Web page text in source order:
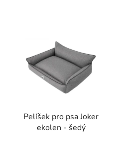
Pelíšek pro psa Joker
ekolen - šedý